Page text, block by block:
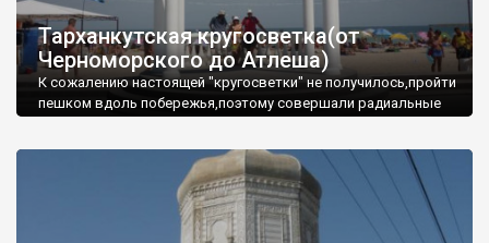
Тарханкутская кругосветка(от
Черноморского до Атлеша)
К сожалению настоящей "кругосветки" не получилось,пройти
пешком вдоль побережья,поэтому совершали радиальные